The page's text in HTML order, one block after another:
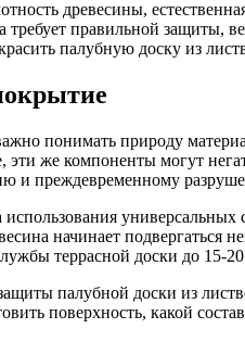
древесины,
правильной защиты,
палубную доску из
понимать природу
же компоненты могут
и преждевременному
универсальных
начинает
террасной доски до 15-
палубной доски из
поверхность, какой